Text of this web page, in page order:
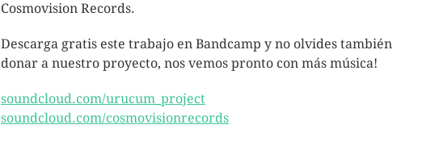
Cosmovision Records.
Descarga gratis este trabajo en Bandcamp y no olvides también
donar a nuestro proyecto, nos vemos pronto con más música!
soundcloud.com/urucum_project
soundcloud.com/cosmovisionrecords